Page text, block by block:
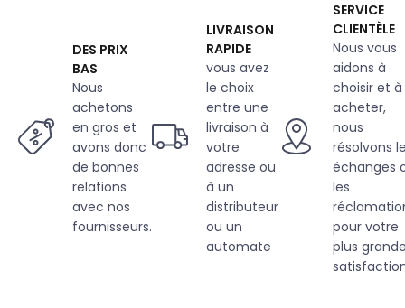
DES PRIX
BAS
Nous
achetons
en gros et
avons donc
de bonnes
relations
avec nos
fournisseurs.
LIVRAISON
RAPIDE
vous avez
le choix
entre une
livraison à
votre
adresse ou
à un
distributeur
ou un
automate
SERVICE
CLIENTÈLE
Nous vous
aidons à
choisir et à
acheter,
nous
résolvons
échanges
les
pour votre
plus